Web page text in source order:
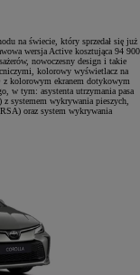
na świecie, który sprzedał się już
wersja Active kosztująca 94 900
nowoczesny design i takie
kolorowy wyświetlacz na
kolorowym ekranem dotykowym
w tym: asystenta utrzymania pasa
z systemem wykrywania pieszych,
oraz system wykrywania